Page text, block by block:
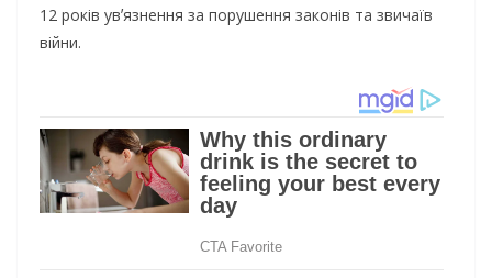
12 років увʼязнення за порушення законів та звичаїв
війни.